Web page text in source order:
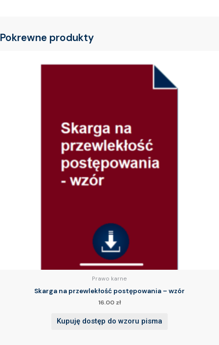
Pokrewne produkty
Prawo karne
Skarga na przewlekłość postępowania – wzór
16.00 zł
Kupuję dostęp do wzoru pisma